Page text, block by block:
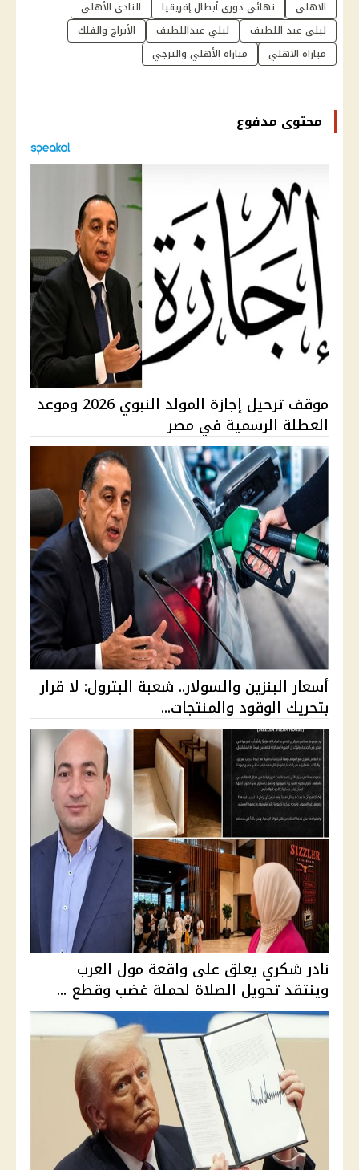
الاهلى نهائي دوري أبطال إفريقيا
النادي الأهلي
ليلى عبد اللطيف
ليلي عبداللطيف
الأبراج والفلك
مباراه الاهلي
مباراة الأهلي والترجي
محتوى مدفوع
موقف ترحيل إجازة المولد النبوي 2026 وموعد
العطلة الرسمية في مصر
أسعار البنزين والسولار.. شعبة البترول: لا قرار
بتحريك الوقود والمنتجات...
نادر شكري يعلق على واقعة مول العرب
وينتقد تحويل الصلاة لحملة غضب وقطع ...